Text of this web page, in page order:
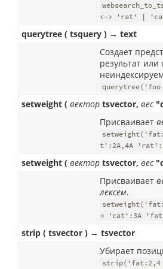
<-> 'rat' |
querytree ( tsquery ) → text
Создает
результат
setweight ( вектор tsvector, вес
Присваивает
t':2A,4A
setweight ( вектор tsvector, вес
Присваивает
лексем.
→ 'cat':3A
strip ( tsvector ) → tsvector
Убирает